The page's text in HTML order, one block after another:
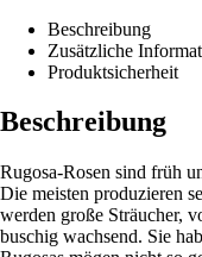
Beschreibung
Zusätzliche
Produktsicherheit
Beschreibung
Rugosa-Rosen sind früh
Die meisten produzieren
werden große Sträucher,
buschig wachsend. Sie